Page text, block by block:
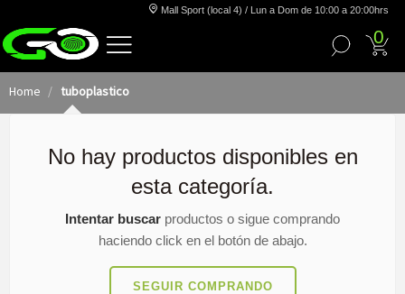
Mall Sport (local 4) / Lun a Dom de 10:00 a 20:00hrs
0
Home tuboplastico
No hay productos disponibles en
esta categoría.
Intentar buscar productos o sigue comprando
haciendo click en el botón de abajo.
SEGUIR COMPRANDO